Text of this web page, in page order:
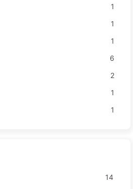
1
1
1
6
2
1
1
14